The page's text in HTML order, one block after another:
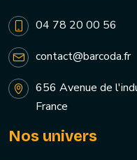
04 78 20 00 56
contact@barcoda.fr
656 Avenue de
France
Nos univers